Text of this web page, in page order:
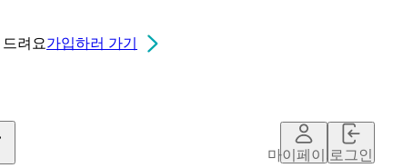
드려요가입하러 가기
마이페이지로그인